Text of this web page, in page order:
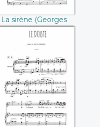
La sirène (Georges
Bizet)
Le doute ((Georges
Bizet))